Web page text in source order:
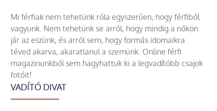
Mi férfiak nem tehetünk róla egyszerűen, hogy férfiből
vagyunk. Nem tehetünk se arról, hogy mindig a nőkön
jár az eszünk, és arról sem, hogy formás idomaikra
téved akarva, akaratlanul a szemünk. Online férfi
magazinunkból sem hagyhattuk ki a legvadítóbb csajok
fotóit!
VADÍTÓ DIVAT